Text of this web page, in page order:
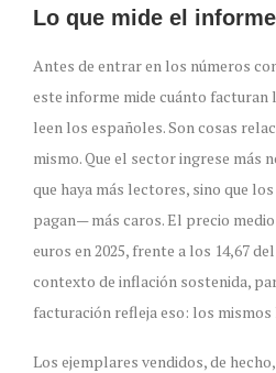
Lo que mide el informe
Antes de entrar en los números
este informe mide cuánto facturan
leen los españoles. Son cosas
mismo. Que el sector ingrese más
que haya más lectores, sino que
pagan— más caros. El precio
euros en 2025, frente a los 14,67
contexto de inflación sostenida,
facturación refleja eso: los
Los ejemplares vendidos, de